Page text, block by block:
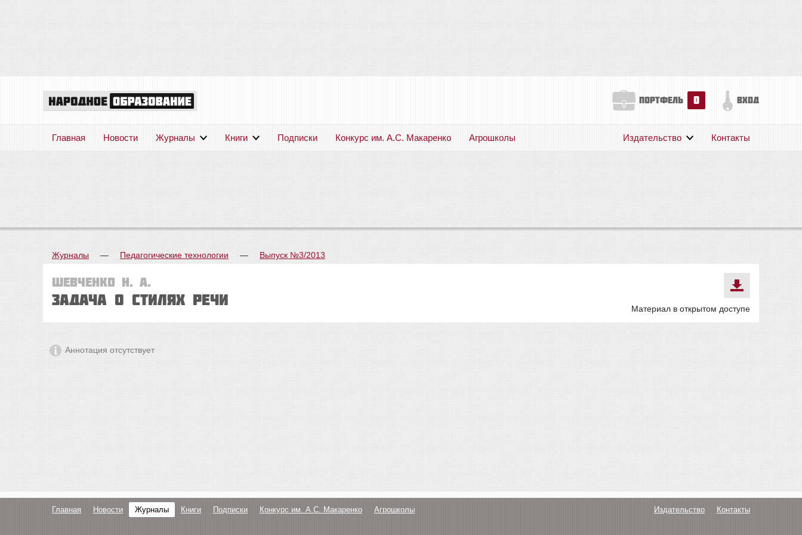
портфель 0 вход
Главная Новости Журналы Книги Подписки Конкурс им. А.С. Макаренко Агрошколы Издательство Контакты
Журналы — Педагогические технологии — Выпуск №3/2013
Шевченко Н. А.
Задача о стилях речи
Материал в открытом доступе
Аннотация отсутствует
Главная Новости Журналы Книги Подписки Конкурс им. А.С. Макаренко Агрошколы Издательство Контакты